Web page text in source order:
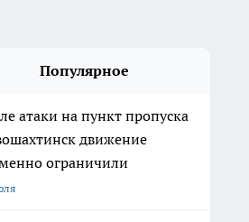
Популярное
атаки на пункт пропуска
движение
ограничили